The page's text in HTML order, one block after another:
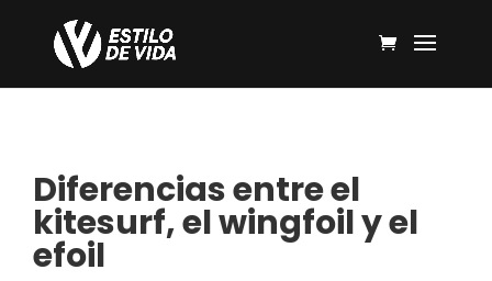
Diferencias entre el
kitesurf, el wingfoil y el
efoil